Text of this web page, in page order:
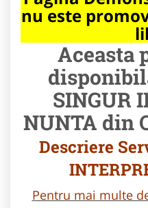
nu este
Aceasta
SINGUR
NUNTA din
Descriere
Pentru mai multe